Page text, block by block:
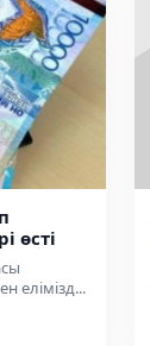
өсті
елімізд...